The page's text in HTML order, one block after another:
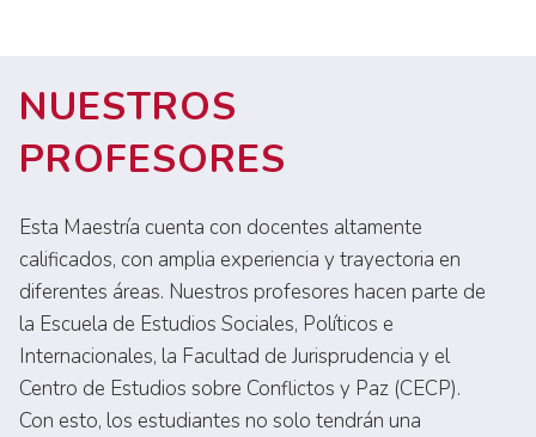
NUESTROS
PROFESORES
Esta Maestría cuenta con docentes altamente
calificados, con amplia experiencia y trayectoria en
diferentes áreas. Nuestros profesores hacen parte de
la Escuela de Estudios Sociales, Políticos e
Internacionales, la Facultad de Jurisprudencia y el
Centro de Estudios sobre Conflictos y Paz (CECP).
Con esto, los estudiantes no solo tendrán una